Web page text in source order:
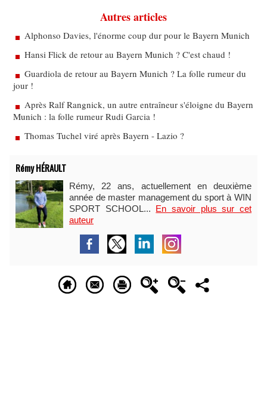
Autres articles
Alphonso Davies, l'énorme coup dur pour le Bayern Munich
Hansi Flick de retour au Bayern Munich ? C'est chaud !
Guardiola de retour au Bayern Munich ? La folle rumeur du
jour !
Après Ralf Rangnick, un autre entraîneur s'éloigne du Bayern
Munich : la folle rumeur Rudi Garcia !
Thomas Tuchel viré après Bayern - Lazio ?
Rémy HÉRAULT
Rémy, 22 ans, actuellement en deuxième
année de master management du sport à WIN
SPORT SCHOOL... En savoir plus sur cet
auteur